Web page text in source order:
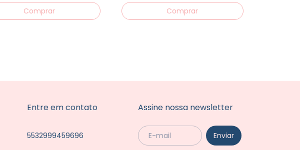
Entre em contato
5532999459696
Assine nossa newsletter